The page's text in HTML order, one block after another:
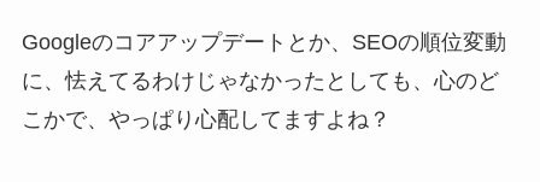
Googleのコアアップデートとか、SEOの順位変動
に、怯えてるわけじゃなかったとしても、心のど
こかで、やっぱり心配してますよね？